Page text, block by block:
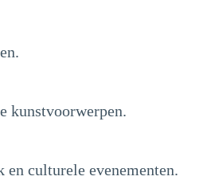
kunstvoorwerpen.
culturele evenementen.